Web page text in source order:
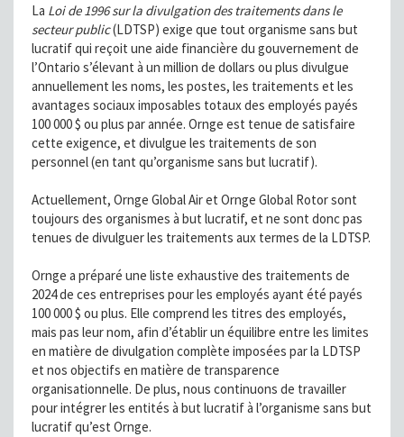
La Loi de 1996 sur la divulgation des traitements dans le
secteur public(LDTSP) exige que tout organisme sans but
lucratif qui reçoit une aide financière du gouvernement de
l’Ontario s’élevant à un million de dollars ou plus divulgue
annuellement les noms, les postes, les traitements et les
avantages sociaux imposables totaux des employés payés
100 000 $ ou plus par année. Ornge est tenue de satisfaire
cette exigence, et divulgue les traitements de son
personnel (en tant qu’organisme sans but lucratif).
Actuellement, Ornge Global Air et Ornge Global Rotor sont
toujours des organismes à but lucratif, et ne sont donc pas
tenues de divulguer les traitements aux termes de la LDTSP.
Ornge a préparé une liste exhaustive des traitements de
2024 de ces entreprises pour les employés ayant été payés
100 000 $ ou plus. Elle comprend les titres des employés,
mais pas leur nom, afin d’établir un équilibre entre les limites
en matière de divulgation complète imposées par la LDTSP
et nos objectifs en matière de transparence
organisationnelle. De plus, nous continuons de travailler
pour intégrer les entités à but lucratif à l’organisme sans but
lucratif qu’est Ornge.